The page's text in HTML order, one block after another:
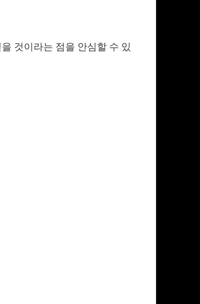
것이라는 점을 안심할 수 있